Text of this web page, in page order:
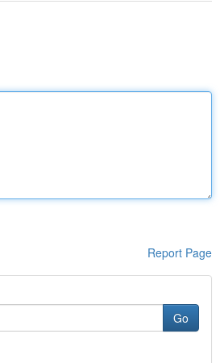
Report Page
Go